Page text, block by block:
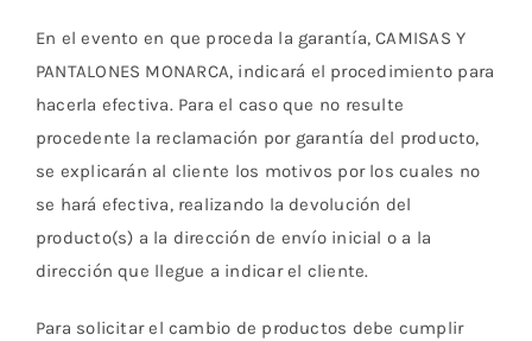
En el evento en que proceda la garantía, CAMISAS Y
PANTALONES MONARCA, indicará el procedimiento para
hacerla efectiva. Para el caso que no resulte
procedente la reclamación por garantía del producto,
se explicarán al cliente los motivos por los cuales no
se hará efectiva, realizando la devolución del
producto(s) a la dirección de envío inicial o a la
dirección que llegue a indicar el cliente.
Para solicitar el cambio de productos debe cumplir